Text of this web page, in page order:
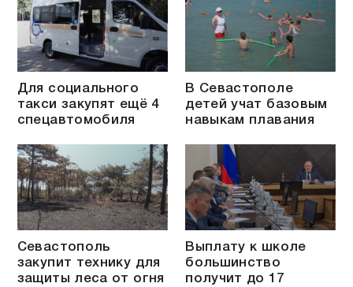
Для социального
такси закупят ещё 4
спецавтомобиля
В Севастополе
детей учат базовым
навыкам плавания
Севастополь
закупит технику для
защиты леса от огня
Выплату к школе
большинство
получит до 17